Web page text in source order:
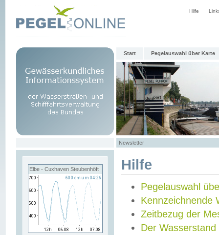
Hilfe
Start Pegelauswahl über Karte
Newsletter
Elbe - Cuxhaven Steubenhöft Hilfe
Pegelauswahl
Kennzeichnende
Zeitbezug der
Der Wasserstand